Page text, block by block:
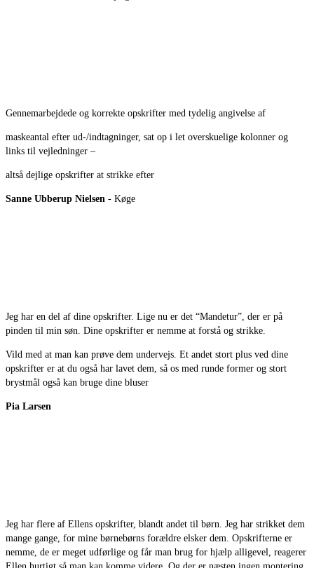
Gennemarbejdede og korrekte opskrifter med tydelig angivelse af
maskeantal efter ud-/indtagninger, sat op i let overskuelige kolonner og
links til vejledninger –
altså dejlige opskrifter at strikke efter
Sanne Ubberup Nielsen - Køge
Jeg har en del af dine opskrifter. Lige nu er det “Mandetur”, der er på
pinden til min søn. Dine opskrifter er nemme at forstå og strikke.
Vild med at man kan prøve dem undervejs. Et andet stort plus ved dine
opskrifter er at du også har lavet dem, så os med runde former og stort
brystmål også kan bruge dine bluser
Pia Larsen
Jeg har flere af Ellens opskrifter, blandt andet til børn. Jeg har strikket dem
mange gange, for mine børnebørns forældre elsker dem. Opskrifterne er
nemme, de er meget udførlige og får man brug for hjælp alligevel, reagerer